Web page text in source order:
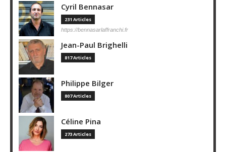
Cyril Bennasar
231 Articles
https://bennasarlaffranchi.fr
Jean-Paul Brighelli
817 Articles
Philippe Bilger
807 Articles
Céline Pina
273 Articles